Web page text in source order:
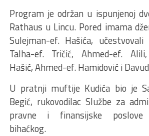
Program je održan u ispunjenoj
Rathaus u Lincu. Pored imama
Sulejman-ef. Hašića,
Talha-ef. Tričić, Ahmed-ef.
Hašić, Ahmed-ef. Hamidović i
U pratnji muftije Kudića bio je
Begić, rukovodilac Službe za
pravne i finansijske
bihaćkog.